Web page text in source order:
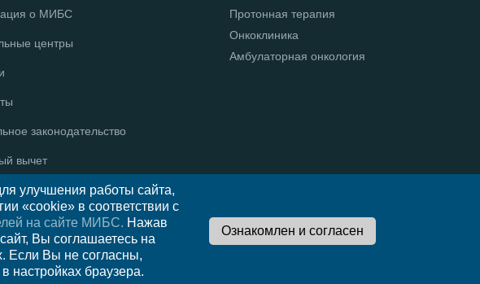
о МИБС
центры
законодательство
вычет
Протонная терапия
Онкоклиника
Амбулаторная онкология
улучшения работы сайта,
«cookie» в соответствии с
на сайте МИБС. Нажав
Вы соглашаетесь на
Если Вы не согласны,
настройках браузера.